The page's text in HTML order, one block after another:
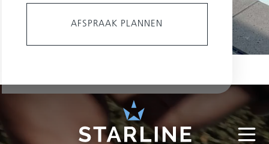
AFSPRAAK PLANNEN